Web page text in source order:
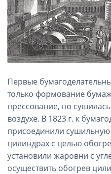
Первые
только формование
прессование, но
воздухе. В 1823 г. к
присоединили
цилиндрах с целью
установили жаровни с
осуществить обогрев